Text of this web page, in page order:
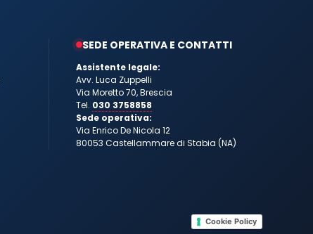
SEDE OPERATIVA E CONTATTI
Assistente legale:
Avv. Luca Zuppelli
Via Moretto 70, Brescia
Tel. 030 3758858
Sede operativa:
Via Enrico De Nicola 12
80053 Castellammare di Stabia (NA)
Cookie Policy